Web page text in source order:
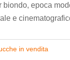
biondo, epoca
e
in vendita